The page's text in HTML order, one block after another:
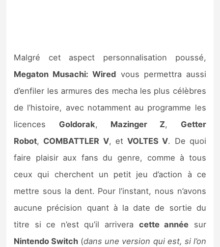
Malgré cet aspect personnalisation poussé,
Megaton Musachi: Wired vous permettra aussi
d’enfiler les armures des mecha les plus célèbres
de l’histoire, avec notamment au programme les
licences Goldorak, Mazinger Z, Getter
Robot, COMBATTLER V, etVOLTES V. De quoi
faire plaisir aux fans du genre, comme à tous
ceux qui cherchent un petit jeu d’action à ce
mettre sous la dent. Pour l’instant, nous n’avons
aucune précision quant à la date de sortie du
titre si ce n’est qu’il arrivera cette année sur
Nintendo Switch (dans une version qui est, si l’on